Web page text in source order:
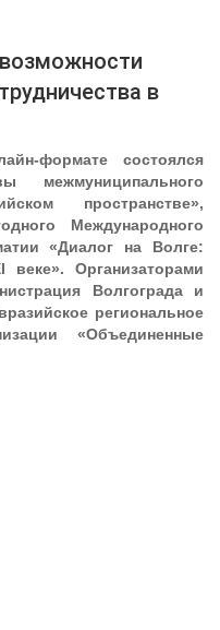
в
формате состоялся
межмуниципального
пространстве»,
Международного
«Диалог на Волге:
веке». Организаторами
Волгограда и
региональное
«Объединенные